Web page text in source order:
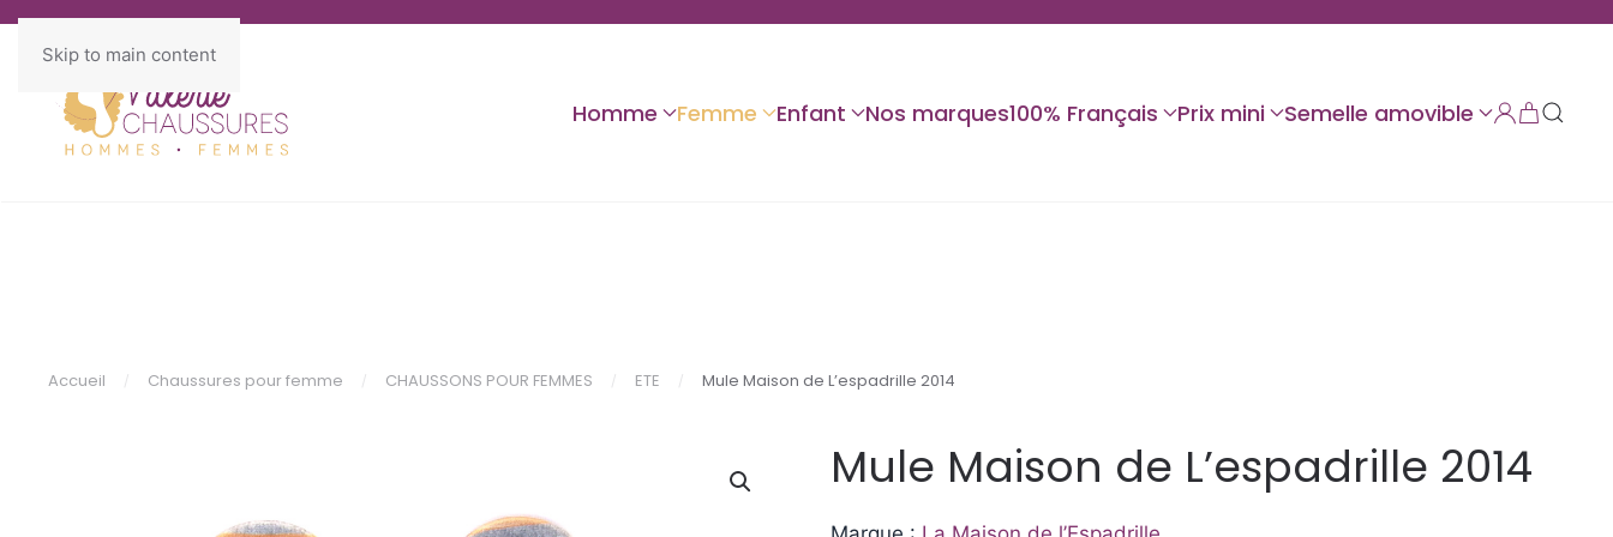
Skip to main content
Homme Femme Enfant Nos marques100% Français Prix mini Semelle amovible
Accueil Chaussures pour femme CHAUSSONS POUR FEMMES ETE Mule Maison de L’espadrille 2014
Mule Maison de L’espadrille 2014